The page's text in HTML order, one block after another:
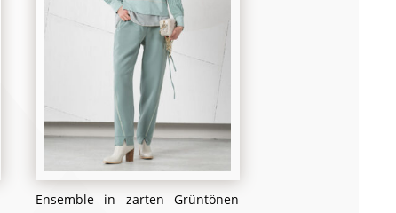
Ensemble in zarten Grüntönen